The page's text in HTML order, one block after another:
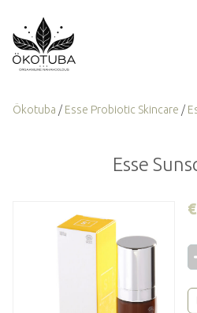
Ökotuba / Esse Probiotic Skincare /
Esse
€